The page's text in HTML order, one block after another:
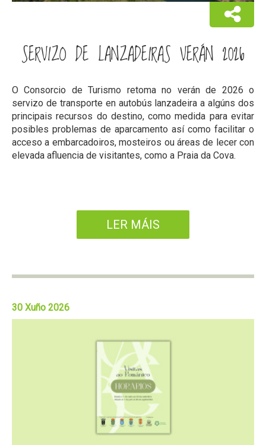
SERVIZO DE LANZADEIRAS VERÁN 2026
O Consorcio de Turismo retoma no verán de 2026 o
servizo de transporte en autobús lanzadeira a algúns dos
principais recursos do destino, como medida para evitar
posibles problemas de aparcamento así como facilitar o
acceso a embarcadoiros, mosteiros ou áreas de lecer con
elevada afluencia de visitantes, como a Praia da Cova.
LER MÁIS
30 Xuño 2026